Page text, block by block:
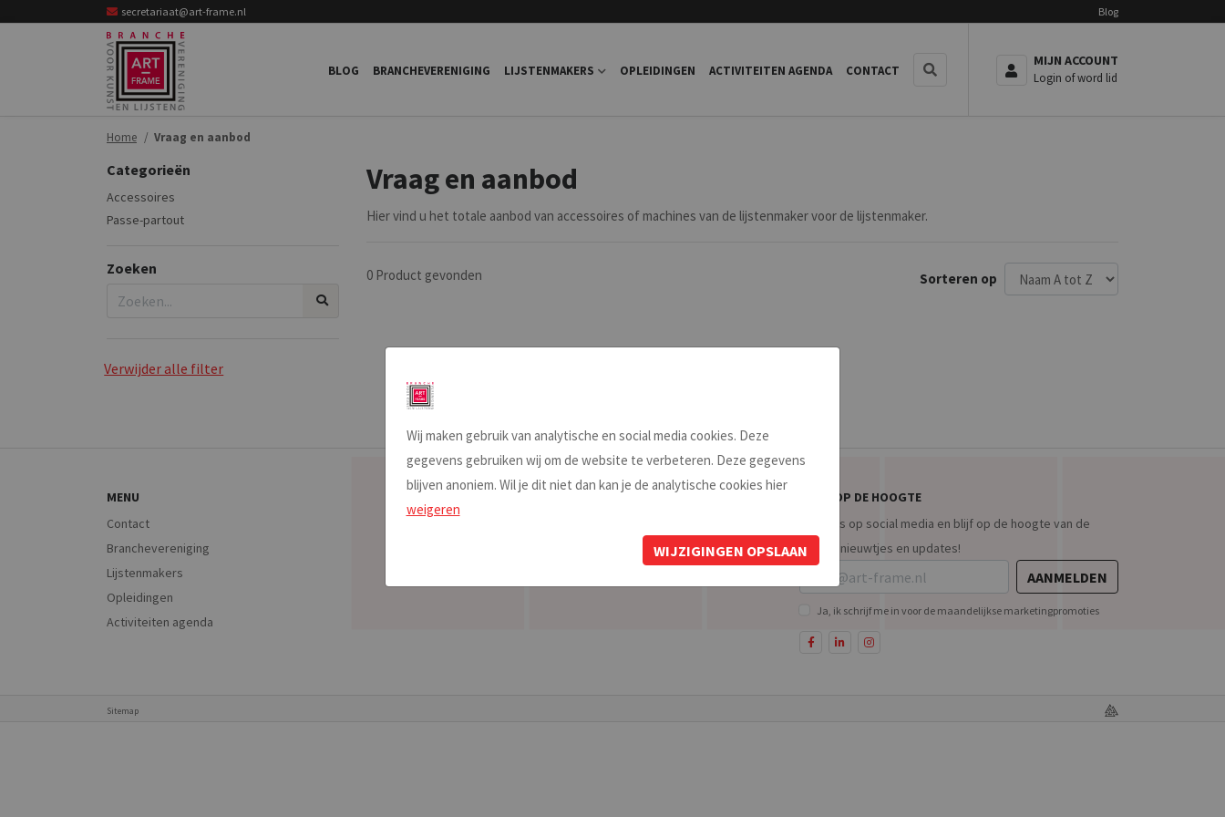
secretariaat@art-frame.nl Blog
BLOG BRANCHEVERENIGING LIJSTENMAKERS OPLEIDINGEN ACTIVITEITEN AGENDA CONTACT
MIJN ACCOUNT
Login of word lid
Home Vraag en aanbod
Vraag en aanbod
Hier vind u het totale aanbod van accessoires of machines van de lijstenmaker voor de lijstenmaker.
0 Product gevonden Sorteren op
Categorieën
Accessoires
Passe-partout
Zoeken
Verwijder alle filter ■ ■ ■ ■ ■
MENU
Contact
Branchevereniging
Lijstenmakers
Opleidingen
Activiteiten agenda
SERVICE
BLIJF OP DE HOOGTE
Volg ons op social media en blijf op de hoogte van de
laatste nieuwtjes en updates!
AANMELDEN
Ja, ik schrijf me in voor de maandelijkse marketingpromoties
Sitemap
Wij maken gebruik van analytische en social media cookies. Deze
gegevens gebruiken wij om de website te verbeteren. Deze gegevens
blijven anoniem. Wil je dit niet dan kan je de analytische cookies hier
weigeren
WIJZIGINGEN OPSLAAN